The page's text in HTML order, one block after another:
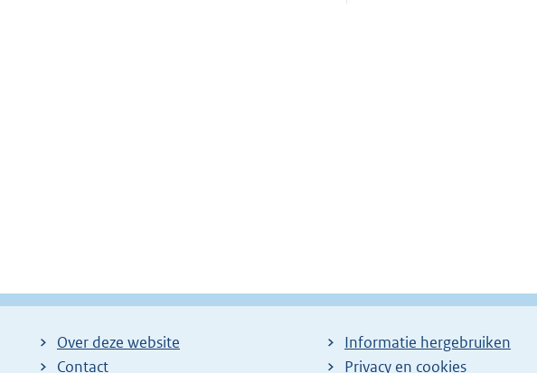
Over deze website
Contact
Informatie hergebruiken
Privacy en cookies